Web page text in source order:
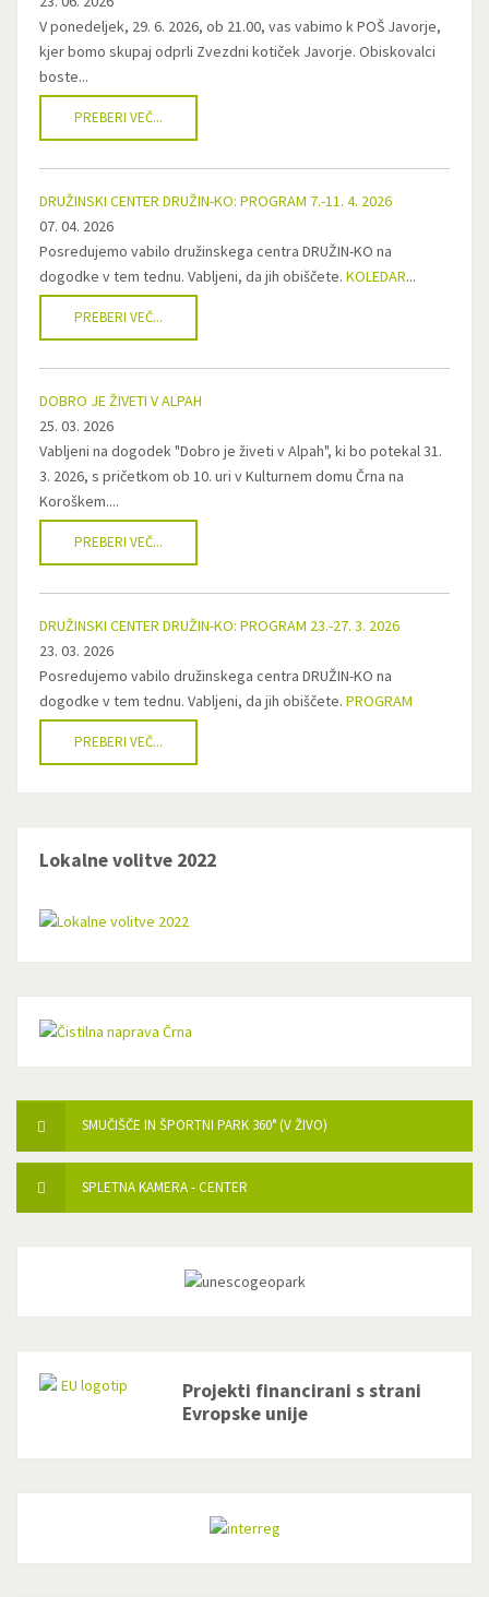
V ponedeljek, 29. 6. 2026, ob 21.00, vas vabimo k POŠ Javorje,
kjer bomo skupaj odprli Zvezdni kotiček Javorje. Obiskovalci
boste...
PREBERI VEČ...
DRUŽINSKI CENTER DRUŽIN-KO: PROGRAM 7.-11. 4. 2026
07. 04. 2026
Posredujemo vabilo družinskega centra DRUŽIN-KO na
dogodke v tem tednu. Vabljeni, da jih obiščete. KOLEDAR...
PREBERI VEČ...
DOBRO JE ŽIVETI V ALPAH
25. 03. 2026
Vabljeni na dogodek "Dobro je živeti v Alpah", ki bo potekal 31.
3. 2026, s pričetkom ob 10. uri v Kulturnem domu Črna na
Koroškem....
PREBERI VEČ...
DRUŽINSKI CENTER DRUŽIN-KO: PROGRAM 23.-27. 3. 2026
23. 03. 2026
Posredujemo vabilo družinskega centra DRUŽIN-KO na
dogodke v tem tednu. Vabljeni, da jih obiščete. PROGRAM
PREBERI VEČ...
Lokalne volitve 2022
SMUČIŠČE IN ŠPORTNI PARK 360° (V ŽIVO)
SPLETNA KAMERA - CENTER
Projekti financirani s strani
Evropske unije